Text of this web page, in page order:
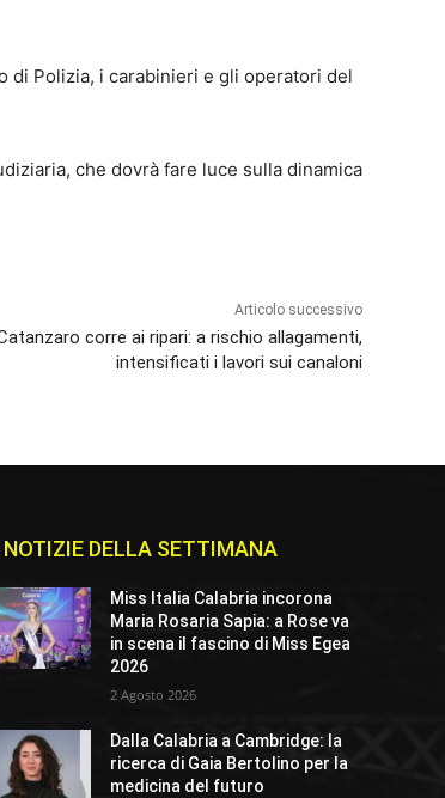
di Polizia, i carabinieri e gli operatori del
che dovrà fare luce sulla dinamica
Articolo successivo
corre ai ripari: a rischio allagamenti,
intensificati i lavori sui canaloni
NOTIZIE DELLA SETTIMANA
Miss Italia Calabria incorona
Maria Rosaria Sapia: a Rose va
in scena il fascino di Miss Egea
2026
2 Agosto 2026
Dalla Calabria a Cambridge: la
ricerca di Gaia Bertolino per la
medicina del futuro